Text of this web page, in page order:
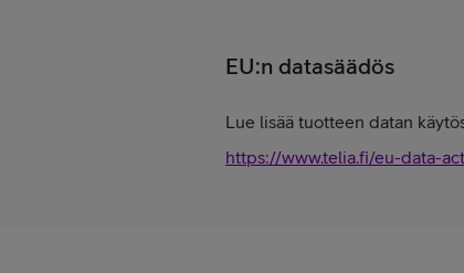
EU:n datasäädös
Lue lisää tuotteen datan
https://www.telia.fi/eu-data-act